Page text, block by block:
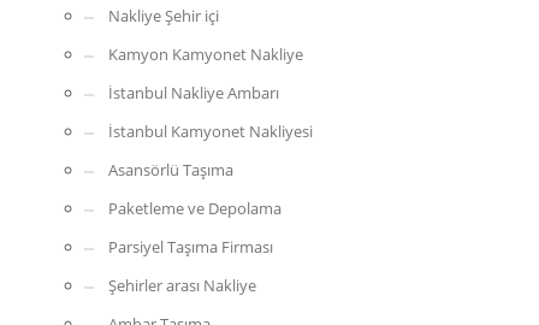
Nakliye Şehir içi
Kamyon Kamyonet Nakliye
İstanbul Nakliye Ambarı
İstanbul Kamyonet Nakliyesi
Asansörlü Taşıma
Paketleme ve Depolama
Parsiyel Taşıma Firması
Şehirler arası Nakliye